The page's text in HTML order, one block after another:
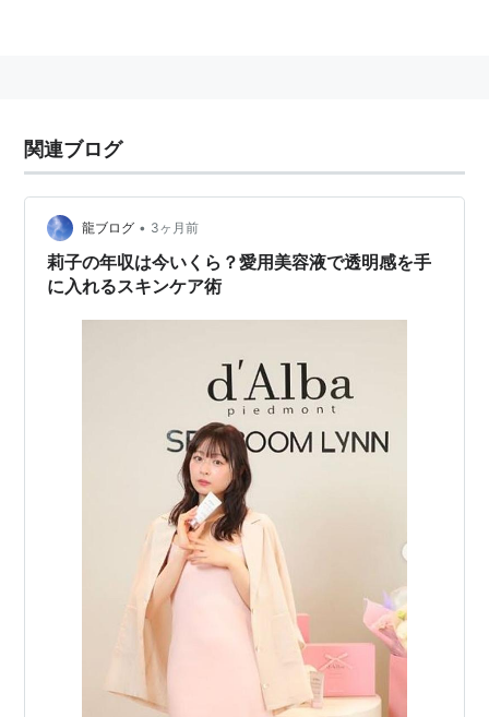
関連ブログ
龍ブログ • 3ヶ月前
莉子の年収は今いくら？愛用美容液で透明感を手
に入れるスキンケア術